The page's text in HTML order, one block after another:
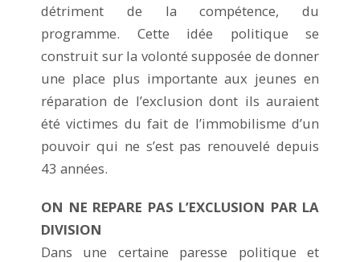
détriment de la compétence, du
programme. Cette idée politique se
construit sur la volonté supposée de donner
une place plus importante aux jeunes en
réparation de l’exclusion dont ils auraient
été victimes du fait de l’immobilisme d’un
pouvoir qui ne s’est pas renouvelé depuis
43 années.
ON NE REPARE PAS L’EXCLUSION PAR LA
DIVISION
Dans une certaine paresse politique et